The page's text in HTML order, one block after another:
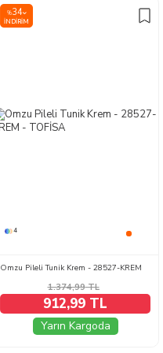
%34
İNDIRIM
4
Omzu Pileli Tunik Krem - 28527-KREM
1.374,99TL
912,99 TL
Yarın Kargoda